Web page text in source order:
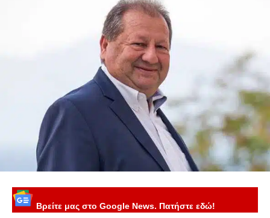
Βρείτε μας στο Google News. Πατήστε εδώ!